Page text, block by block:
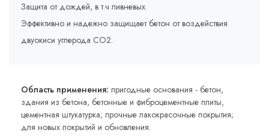
Защита от дождей, в т.ч ливневых.
Эффективно и надежно защищает бетон от воздействия
двуокиси углерода СО2.
Область применения: пригодные основания - бетон,
здания из бетона, бетонные и фиброцементные плиты,
цементная штукатурка; прочные лакокрасочные покрытия;
для новых покрытий и обновления.